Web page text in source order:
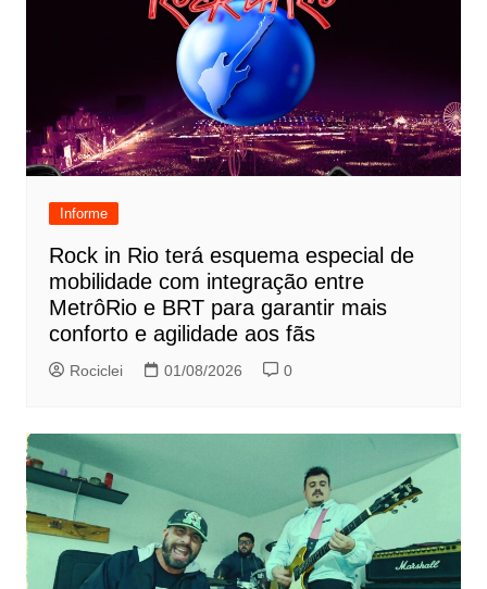
Informe
Rock in Rio terá esquema especial de
mobilidade com integração entre
MetrôRio e BRT para garantir mais
conforto e agilidade aos fãs
Rociclei 01/08/2026 0